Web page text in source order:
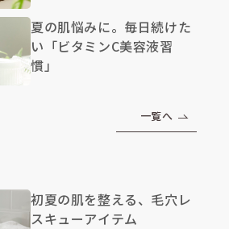
夏の肌悩みに。毎日続けた
い「ビタミンC美容液習
慣」
一覧へ
初夏の肌を整える、毛穴レ
スキューアイテム